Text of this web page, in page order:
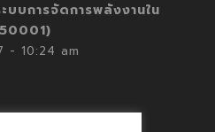
บบการจัดการพลังงานใน
- 10:24 am